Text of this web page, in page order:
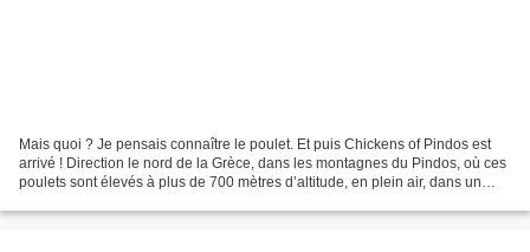
Mais quoi ? Je pensais connaître le poulet. Et puis Chickens of Pindos est
arrivé ! Direction le nord de la Grèce, dans les montagnes du Pindos, où ces
poulets sont élevés à plus de 700 mètres d’altitude, en plein air, dans un